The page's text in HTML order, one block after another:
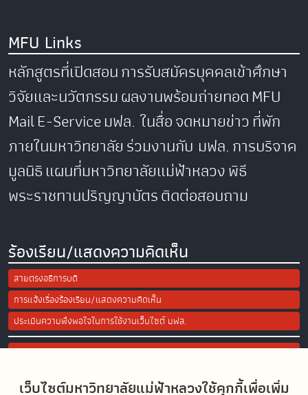
เว็บไซต์มหาวิทยาลัยแม่ฟ้าหลวงใช้คุกกี้เพื่อเพิ่ม
MFU Links
หลักสูตรที่เปิดสอนการรับสมัครบุคคลเข้าศึกษา
วิจัยและนวัตกรรมผลงานพร้อมถ่ายทอดMFU
MailE-Serviceมฟล. ในสื่อจดหมายข่าวที่พัก
ภายในมหาวิทยาลัยร่วมงานกับ มฟล.การบริจาค
มูลนิธิแผนที่มหาวิทยาลัยแม่ฟ้าหลวงพิธี
พระราชทานปริญญาบัตรติดต่อสอบถาม
ร้องเรียน/แสดงความคิดเห็น
สายตรงอธิการบดี
การแจ้งเรื่องร้องเรียน/แสดงความคิดเห็น
ประเมินความพึงพอใจในการใช้งานเว็บไซต์ มฟล.
Site Map